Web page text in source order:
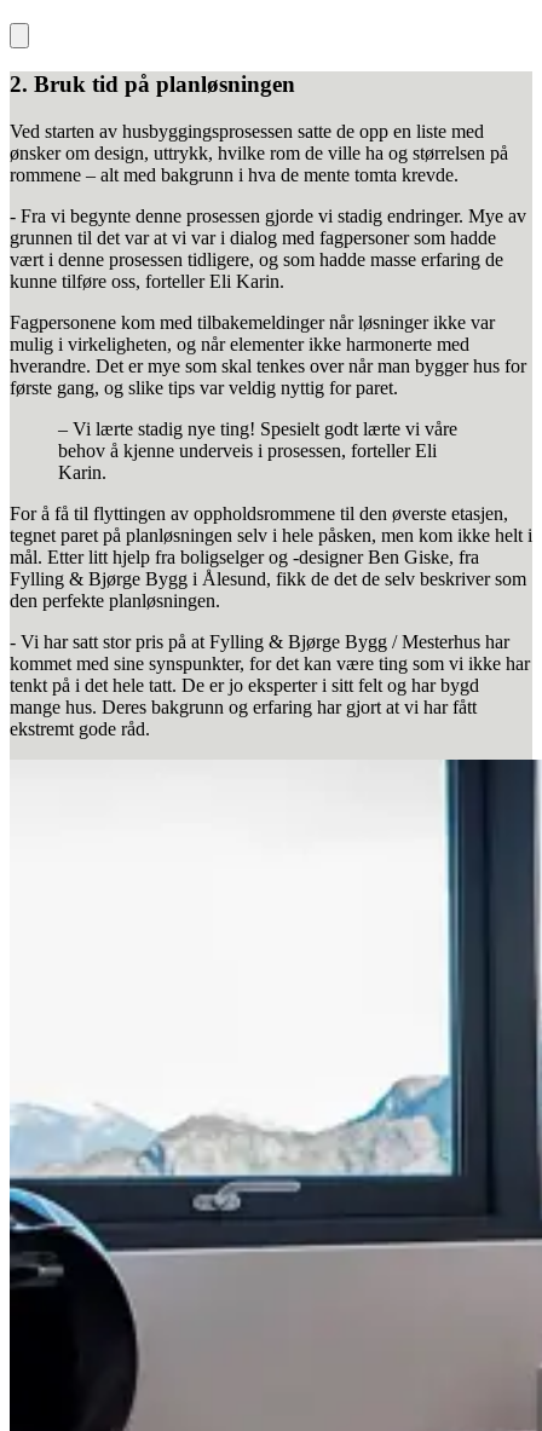
2. Bruk tid på planløsningen
Ved starten av husbyggingsprosessen satte de opp en liste med
ønsker om design, uttrykk, hvilke rom de ville ha og størrelsen på
rommene – alt med bakgrunn i hva de mente tomta krevde.
- Fra vi begynte denne prosessen gjorde vi stadig endringer. Mye av
grunnen til det var at vi var i dialog med fagpersoner som hadde
vært i denne prosessen tidligere, og som hadde masse erfaring de
kunne tilføre oss, forteller Eli Karin.
Fagpersonene kom med tilbakemeldinger når løsninger ikke var
mulig i virkeligheten, og når elementer ikke harmonerte med
hverandre. Det er mye som skal tenkes over når man bygger hus for
første gang, og slike tips var veldig nyttig for paret.
– Vi lærte stadig nye ting! Spesielt godt lærte vi våre
behov å kjenne underveis i prosessen, forteller Eli
Karin.
For å få til flyttingen av oppholdsrommene til den øverste etasjen,
tegnet paret på planløsningen selv i hele påsken, men kom ikke helt i
mål. Etter litt hjelp fra boligselger og -designer Ben Giske, fra
Fylling & Bjørge Bygg i Ålesund, fikk de det de selv beskriver som
den perfekte planløsningen.
- Vi har satt stor pris på at Fylling & Bjørge Bygg / Mesterhus har
kommet med sine synspunkter, for det kan være ting som vi ikke har
tenkt på i det hele tatt. De er jo eksperter i sitt felt og har bygd
mange hus. Deres bakgrunn og erfaring har gjort at vi har fått
ekstremt gode råd.